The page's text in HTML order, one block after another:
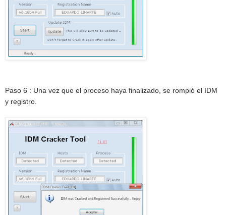
Paso 6 : Una vez que el proceso haya finalizado, se rompió el IDM
y registro.